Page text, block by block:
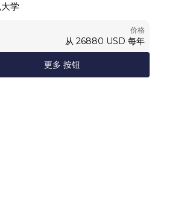
学
价格
从 26880 USD 每年
更多 按钮